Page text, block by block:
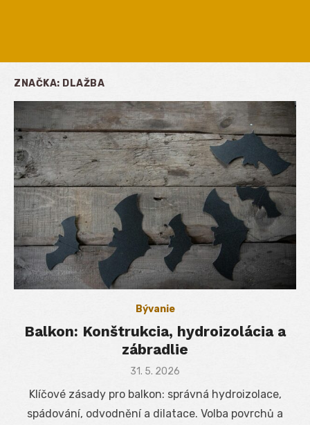
ZNAČKA: DLAŽBA
Bývanie
Balkon: Konštrukcia, hydroizolácia a
zábradlie
Posted
31. 5. 2026
Klíčové zásady pro balkon: správná hydroizolace,
spádování, odvodnění a dilatace. Volba povrchů a